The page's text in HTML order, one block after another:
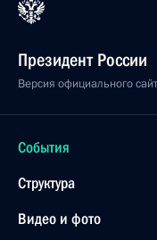
Москва, Кремль
9 апреля 2015
Встреча с главой
Москва, Кремль